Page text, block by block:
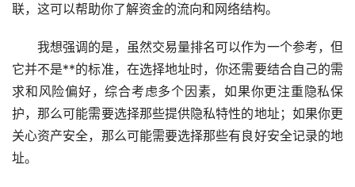
联，这可以帮助你了解资金的流向和网络结构。
我想强调的是，虽然交易量排名可以作为一个参考，但
它并不是**的标准，在选择地址时，你还需要结合自己的需
求和风险偏好，综合考虑多个因素，如果你更注重隐私保
护，那么可能需要选择那些提供隐私特性的地址；如果你更
关心资产安全，那么可能需要选择那些有良好安全记录的地
址。